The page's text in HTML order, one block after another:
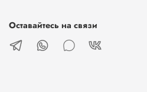
Оставайтесь на связи